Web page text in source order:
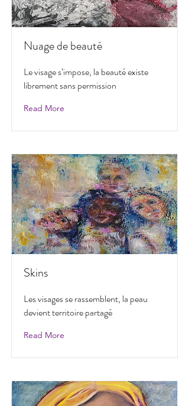
Nuage de beauté
Le visage s’impose, la beauté existe
librement sans permission
Read More
Skins
Les visages se rassemblent, la peau
devient territoire partagé
Read More